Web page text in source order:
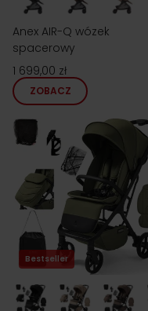
Anex AIR-Q wózek
spacerowy
1 699,00 zł
ZOBACZ
Bestseller